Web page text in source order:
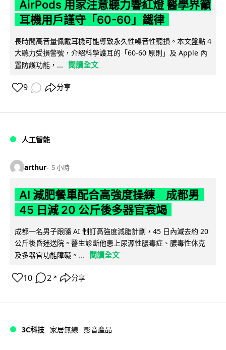
AirPods 用家注意聽力響紅燈 醫學界籲
耳機用戶謹守「60-60」鐵律
長時間高音量佩戴耳機可能導致永久性噪音性聽損。本文盤點 4
大聽力受損警號，介紹科學護耳的「60-60 原則」及 Apple 內
置防護功能，...
閱讀全文
9 分享
人工智能
arthur 5 小時
AI 減肥餐單配合高強度操練 成都男
45 日減 20 公斤後多器官衰竭
成都一名男子跟隨 AI 制訂高強度減脂計劃，45 日內減去約 20
公斤後昏迷送院。醫生診斷他患上尿源性膿毒症、膿毒性休克
及多器官功能障礙。...
閱讀全文
10 2 ↗ 分享
3C科技 家居無線 影音產品